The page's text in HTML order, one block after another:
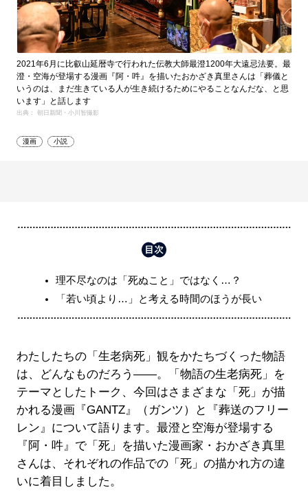
2021年6月に比叡山延暦寺で行われた伝教大師最澄1200年大遠忌法要。最
澄・空海が登場する漫画『阿・吽』を描いたおかざき真里さんは「葬儀と
いうのは、まだ生きている人が生き続けるためにやることなんだな、と思
います」と話します
出典： 朝日新聞・小川智撮影
漫画 小説
理不尽なのは「死ぬこと」ではなく…？
「若い頃より…」と考える時間のほうが長い
わたしたちの「生老病死」観をかたちづくった物語
は、どんなものだろう――。「物語の生老病死」を
テーマとしたトーク、今回はさまざまな「死」が描
かれる漫画『GANTZ』（ガンツ）と『葬送のフリー
レン』について語ります。最澄と空海が登場する
『阿・吽』で「死」を描いた漫画家・おかざき真里
さんは、それぞれの作品での「死」の描かれ方の違
いに着目しました。